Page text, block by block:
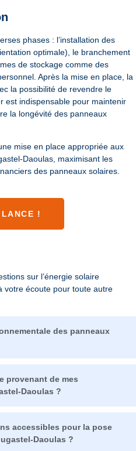
phases : l’installation des
optimale), le branchement
de stockage comme des
Après la mise en place, la
la possibilité de revendre le
est indispensable pour maintenir
la longévité des panneaux
mise en place appropriée aux
Daoulas, maximisant les
des panneaux solaires.
!
sur l’énergie solaire
votre écoute pour toute autre
des panneaux
provenant de mes
Daoulas ?
accessibles pour la pose
Daoulas ?